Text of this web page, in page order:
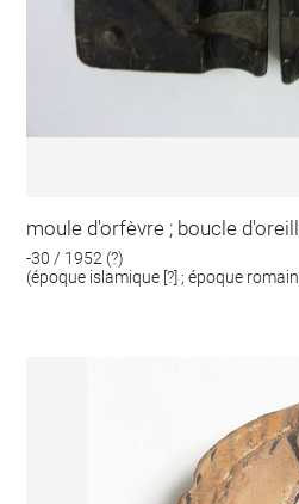
moule d'orfèvre ; boucle
-30 / 1952 (?)
(époque islamique [?] ; époque